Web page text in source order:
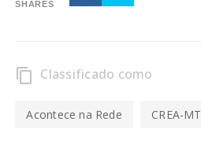
SHARES
content_copy Classificado como
Acontece na Rede CREA-MT